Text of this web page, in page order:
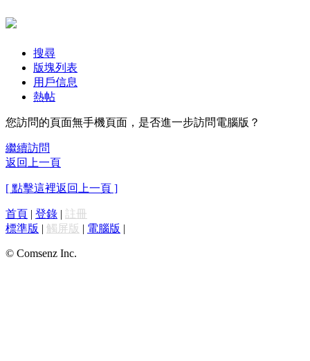
搜尋
版塊列表
用戶信息
熱帖
您訪問的頁面無手機頁面，是否進一步訪問電腦版？
繼續訪問
返回上一頁
[ 點擊這裡返回上一頁 ]
首頁 | 登錄 | 註冊
標準版 | 觸屏版 | 電腦版 |
© Comsenz Inc.